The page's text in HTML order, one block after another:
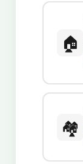
🏠
🏘️